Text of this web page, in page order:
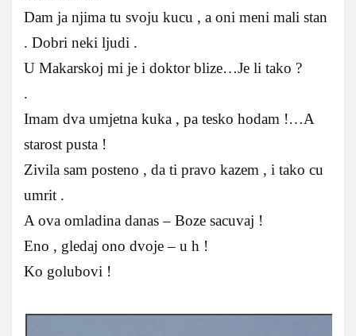
Dam ja njima tu svoju kucu , a oni meni mali stan
. Dobri neki ljudi .
U Makarskoj mi je i doktor blize…Je li tako ?
.
Imam dva umjetna kuka , pa tesko hodam !…A
starost pusta !
Zivila sam posteno , da ti pravo kazem , i tako cu
umrit .
A ova omladina danas – Boze sacuvaj !
Eno , gledaj ono dvoje – u h !
Ko golubovi !